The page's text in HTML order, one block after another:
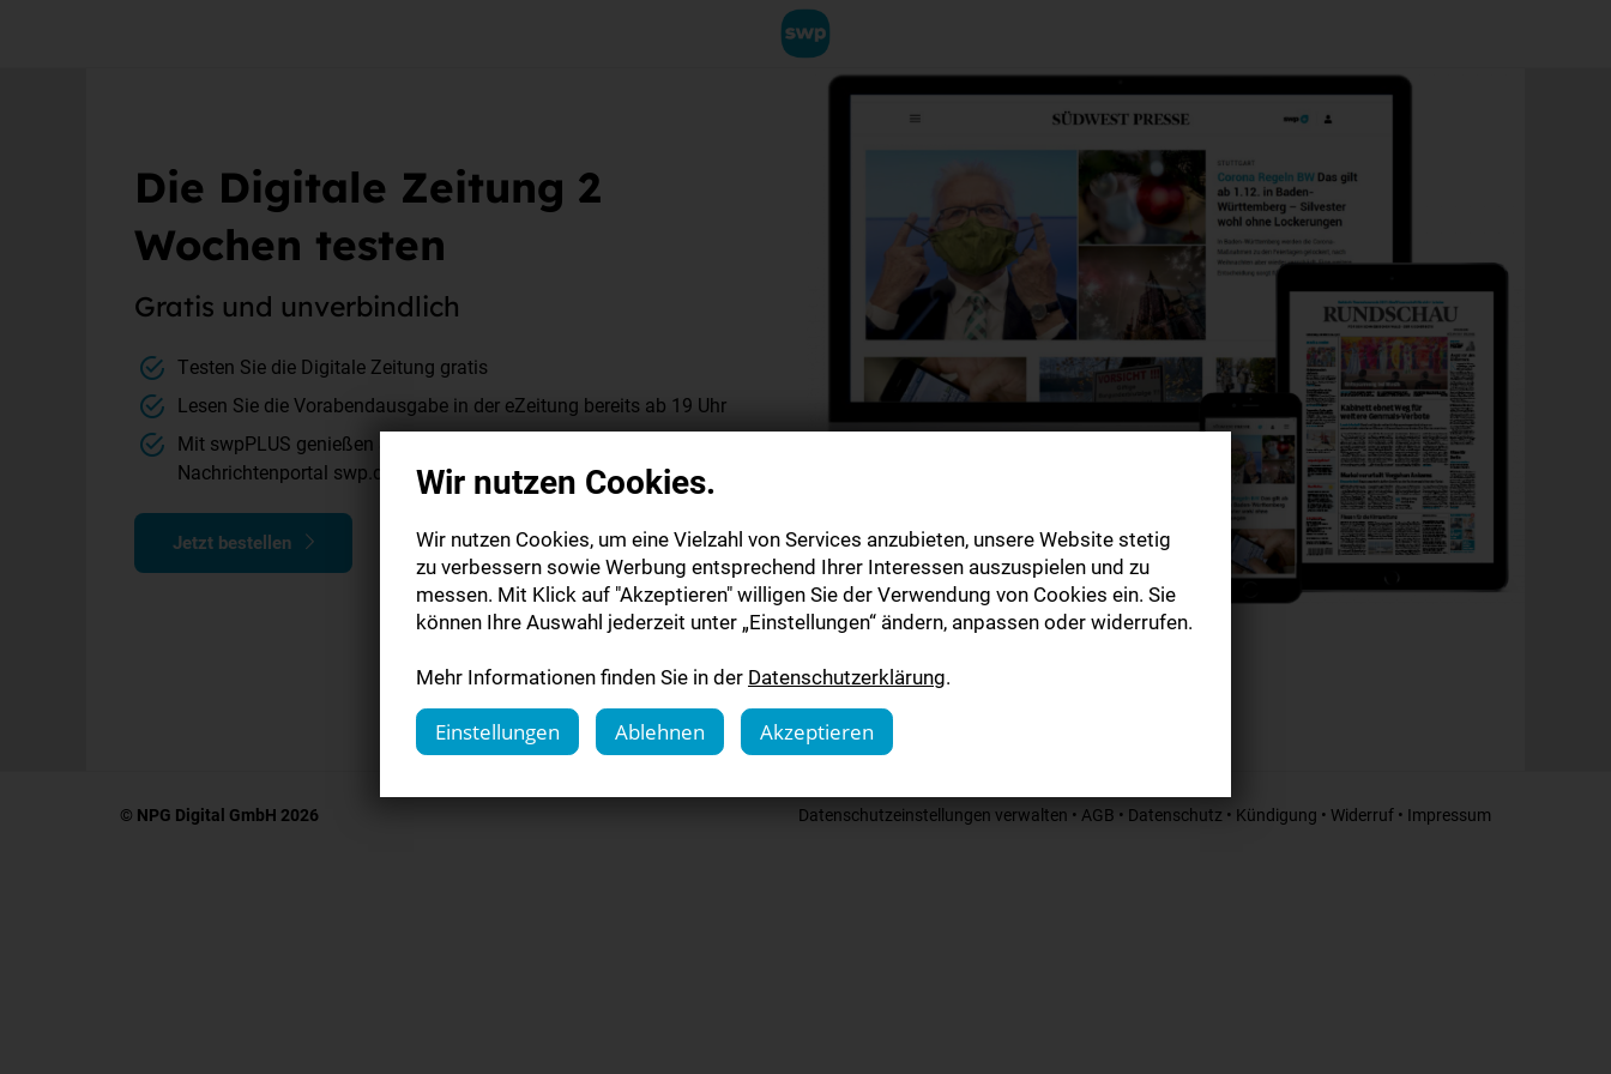
Die Digitale Zeitung 2
Wochen testen
Gratis und unverbindlich
Testen Sie die Digitale Zeitung gratis
Lesen Sie die Vorabendausgabe in der eZeitung bereits ab 19 Uhr
Mit swpPLUS genießen Sie unser komplettes Angebot auf unserem
Nachrichtenportal swp.de
Jetzt bestellen
© NPG Digital GmbH 2026 Datenschutzeinstellungen verwalten • AGB • Datenschutz • Kündigung • Widerruf • Impressum
Wir nutzen Cookies.
Wir nutzen Cookies, um eine Vielzahl von Services anzubieten, unsere Website stetig
zu verbessern sowie Werbung entsprechend Ihrer Interessen auszuspielen und zu
messen. Mit Klick auf "Akzeptieren" willigen Sie der Verwendung von Cookies ein. Sie
können Ihre Auswahl jederzeit unter „Einstellungen“ ändern, anpassen oder widerrufen.
Mehr Informationen finden Sie in der Datenschutzerklärung.
Einstellungen
Ablehnen Akzeptieren